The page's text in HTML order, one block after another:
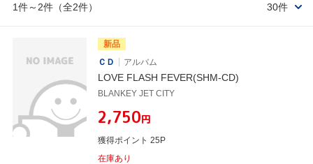
1件～2件（全2件） 30件
新品
ＣＤ
アルバム
LOVE FLASH FEVER(SHM-CD)
BLANKEY JET CITY
¥2,750円
獲得ポイント 25P
在庫あり